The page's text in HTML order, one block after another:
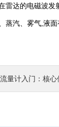
雷达的电磁波发
蒸汽、雾气,液
计入门：核心使用